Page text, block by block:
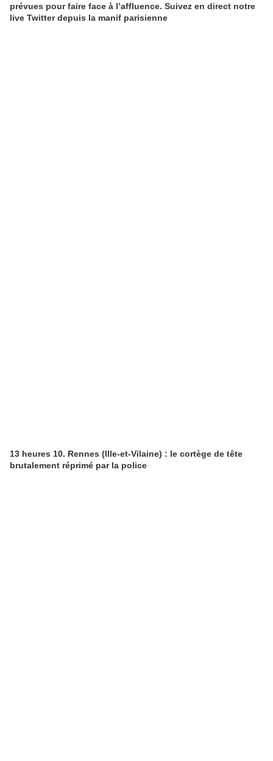
prévues pour faire face à l’affluence. Suivez en direct notre
live Twitter depuis la manif parisienne
13 heures 10. Rennes (Ille-et-Vilaine) : le cortège de tête
brutalement réprimé par la police